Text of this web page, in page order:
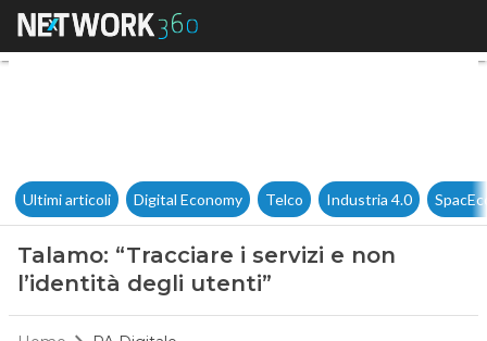
Talamo: “Tracciare i servizi e
Ultimi articoli Digital Economy Telco Industria 4.0
Talamo: “Tracciare i servizi e non
l’identità degli utenti”